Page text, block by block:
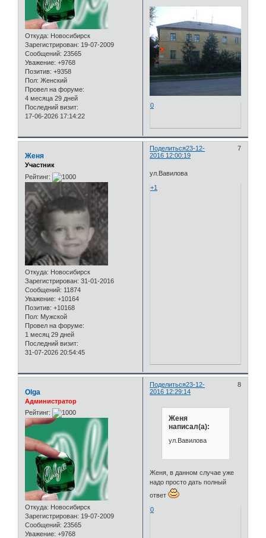
Откуда: Новосибирск
Зарегистрирован: 19-07-2009
Сообщений: 23565
Уважение: +9768
Позитив: +9358
Пол: Женский
Провел на форуме:
4 месяца 29 дней
Последний визит:
17-06-2026 17:14:22
0
Поделиться 7
23-12-
2016 12:00:19
Женя
Участник
Рейтинг:
Откуда: Новосибирск
Зарегистрирован: 31-01-2016
Сообщений: 11874
Уважение: +10164
Позитив: +10168
Пол: Мужской
Провел на форуме:
1 месяц 29 дней
Последний визит:
31-07-2026 20:54:45
ул.Вавилова
+1
Поделиться 8
23-12-
2016 12:29:14
Olga
Администратор
Рейтинг:
Откуда: Новосибирск
Зарегистрирован: 19-07-2009
Сообщений: 23565
Уважение: +9768
Женя
написал(а):
ул.Вавилова
Женя, в данном случае уже
надо просто дать полный
ответ
0